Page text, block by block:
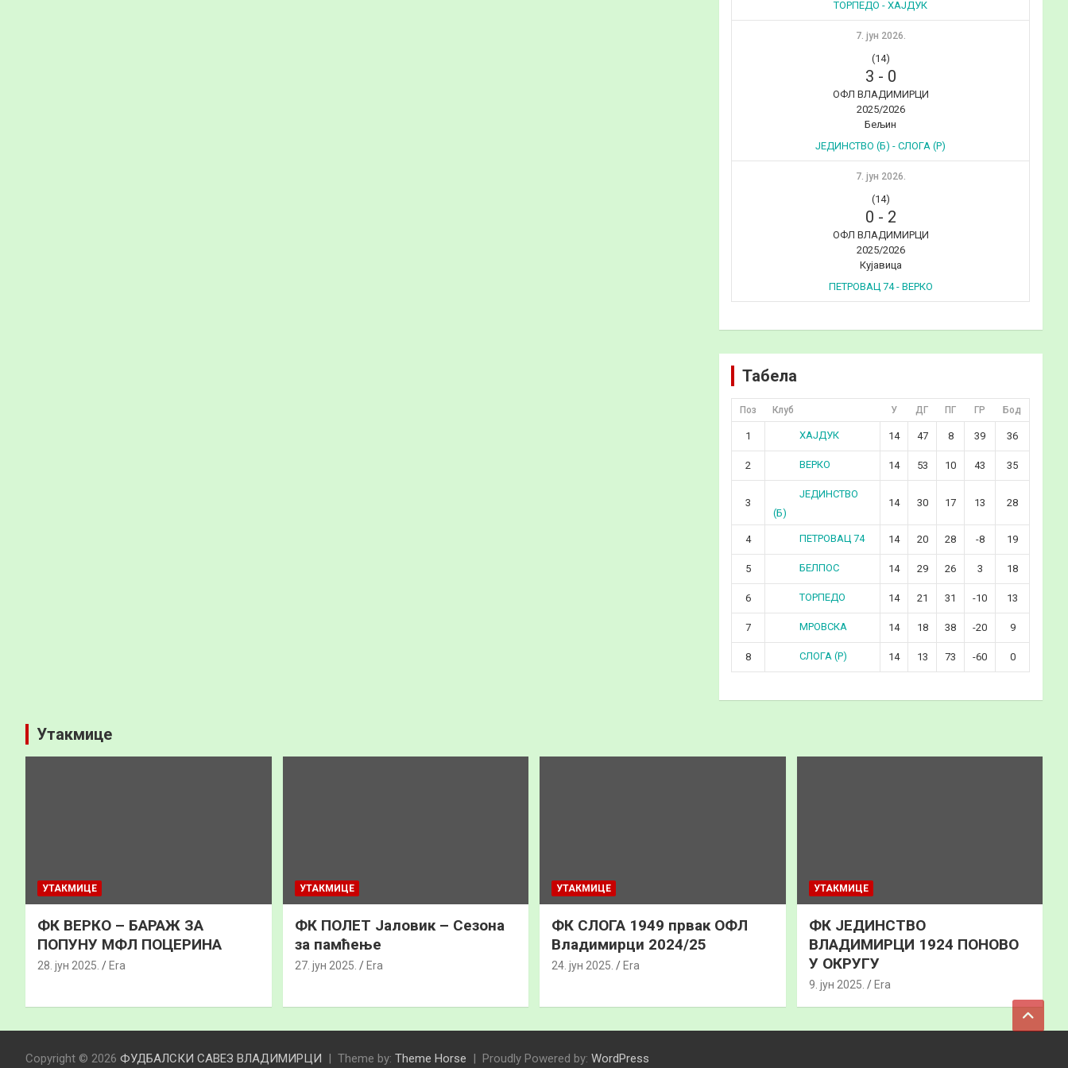
ТОРПЕДО - ХАЈДУК
7. јун 2026.
(14)
3 - 0
ОФЛ ВЛАДИМИРЦИ
2025/2026
Бељин
ЈЕДИНСТВО (Б) - СЛОГА (Р)
7. јун 2026.
(14)
0 - 2
ОФЛ ВЛАДИМИРЦИ
2025/2026
Кујавица
ПЕТРОВАЦ 74 - ВЕРКО
Табела
Поз Клуб У ДГ ПГ ГР Бод
1 ХАЈДУК 14 47 8 39 36
2 ВЕРКО 14 53 10 43 35
3
ЈЕДИНСТВО
(Б)
14 30 17 13 28
4 ПЕТРОВАЦ 74 14 20 28 -8 19
5 БЕЛПОС 14 29 26 3 18
6 ТОРПЕДО 14 21 31 -10 13
7 МРОВСКА 14 18 38 -20 9
8 СЛОГА (Р) 14 13 73 -60 0
Утакмице
УТАКМИЦЕ
ФК ВЕРКО – БАРАЖ ЗА
ПОПУНУ МФЛ ПОЦЕРИНА
28. јун 2025. Era
УТАКМИЦЕ
ФК ПОЛЕТ Јаловик – Сезона
за памћење
27. јун 2025. Era
УТАКМИЦЕ
ФК СЛОГА 1949 првак ОФЛ
Владимирци 2024/25
24. јун 2025. Era
УТАКМИЦЕ
ФК ЈЕДИНСТВО
ВЛАДИМИРЦИ 1924 ПОНОВО
У ОКРУГУ
9. јун 2025. Era
Copyright © 2026 ФУДБАЛСКИ САВЕЗ ВЛАДИМИРЦИ Theme by: Theme Horse Proudly Powered by: WordPress